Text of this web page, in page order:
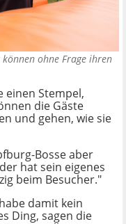
können ohne Frage ihren
einen Stempel,
die Gäste
und gehen, wie sie
Bosse aber
hat sein eigenes
beim Besucher."
damit kein
Ding, sagen die